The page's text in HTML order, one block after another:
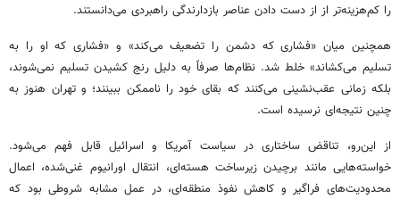
را کم‌هزینه‌تر از از دست دادن عناصر بازدارندگی راهبردی می‌دانستند.
همچنین میان «فشاری که دشمن را تضعیف می‌کند» و «فشاری که او را به
تسلیم می‌کشاند» خلط شد. نظام‌ها صرفاً به دلیل رنج کشیدن تسلیم نمی‌شوند،
بلکه زمانی عقب‌نشینی می‌کنند که بقای خود را ناممکن ببینند؛ و تهران هنوز به
چنین نتیجه‌ای نرسیده است.
از این‌رو، تناقض ساختاری در سیاست آمریکا و اسرائیل قابل فهم می‌شود.
خواسته‌هایی مانند برچیدن زیرساخت هسته‌ای، انتقال اورانیوم غنی‌شده، اعمال
محدودیت‌های فراگیر و کاهش نفوذ منطقه‌ای، در عمل مشابه شروطی بود که